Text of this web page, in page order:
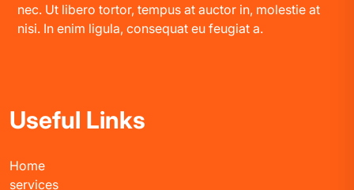
nec. Ut libero tortor, tempus at auctor in, molestie at
nisi. In enim ligula, consequat eu feugiat a.
Useful Links
Home
services